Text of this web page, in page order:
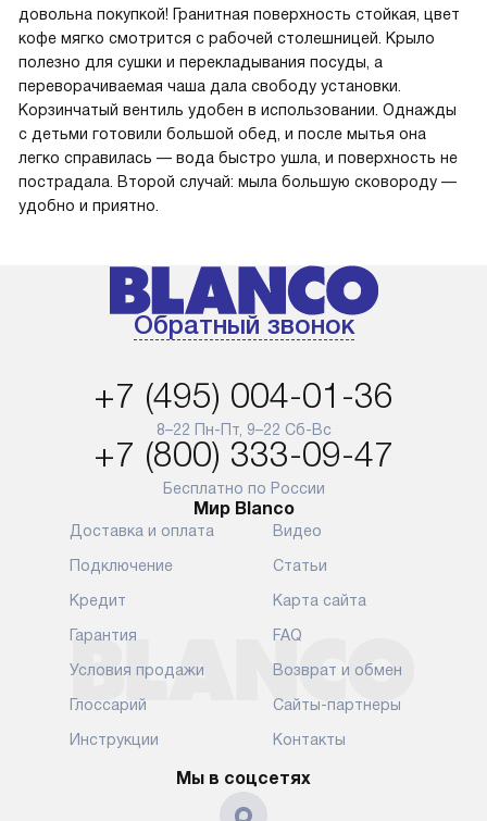
довольна покупкой! Гранитная поверхность стойкая, цвет
кофе мягко смотрится с рабочей столешницей. Крыло
полезно для сушки и перекладывания посуды, а
переворачиваемая чаша дала свободу установки.
Корзинчатый вентиль удобен в использовании. Однажды
с детьми готовили большой обед, и после мытья она
легко справилась — вода быстро ушла, и поверхность не
пострадала. Второй случай: мыла большую сковороду —
удобно и приятно.
Обратный звонок
+7 (495) 004-01-36
8–22 Пн-Пт, 9–22 Сб-Вс
+7 (800) 333-09-47
Бесплатно по России
Мир Blanco
Доставка и оплата
Подключение
Кредит
Гарантия
Условия продажи
Глоссарий
Инструкции
Видео
Статьи
Карта сайта
FAQ
Возврат и обмен
Сайты-партнеры
Контакты
Мы в соцсетях